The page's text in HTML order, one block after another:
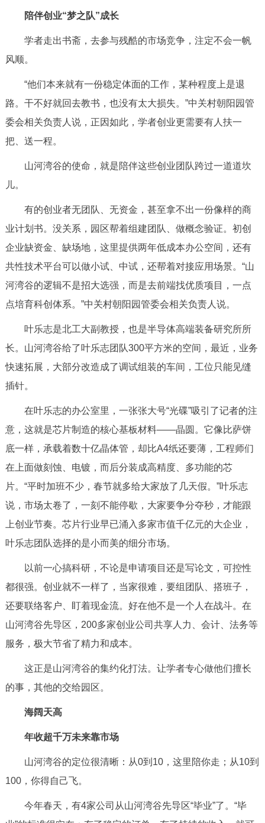
陪伴创业“梦之队”成长
学者走出书斋，去参与残酷的市场竞争，注定不会一帆
风顺。
“他们本来就有一份稳定体面的工作，某种程度上是退
路。干不好就回去教书，也没有太大损失。”中关村朝阳园管
委会相关负责人说，正因如此，学者创业更需要有人扶一
把、送一程。
山河湾谷的使命，就是陪伴这些创业团队跨过一道道坎
儿。
有的创业者无团队、无资金，甚至拿不出一份像样的商
业计划书。没关系，园区帮着组建团队、做概念验证。初创
企业缺资金、缺场地，这里提供两年低成本办公空间，还有
共性技术平台可以做小试、中试，还帮着对接应用场景。“山
河湾谷的逻辑不是招大选强，而是去前端找优质项目，一点
点培育科创体系。”中关村朝阳园管委会相关负责人说。
叶乐志是北工大副教授，也是半导体高端装备研究所所
长。山河湾谷给了叶乐志团队300平方米的空间，最近，业务
快速拓展，大部分改造成了调试组装的车间，工位只能见缝
插针。
在叶乐志的办公室里，一张张大号“光碟”吸引了记者的注
意，这就是芯片制造的核心基板材料——晶圆。它像比萨饼
底一样，承载着数十亿晶体管，却比A4纸还要薄，工程师们
在上面做刻蚀、电镀，而后分装成高精度、多功能的芯
片。“平时加班不少，春节就多给大家放了几天假。”叶乐志
说，市场太卷了，一刻不能停歇，大家要争分夺秒，才能跟
上创业节奏。芯片行业早已涌入多家市值千亿元的大企业，
叶乐志团队选择的是小而美的细分市场。
以前一心搞科研，不论是申请项目还是写论文，可控性
都很强。创业就不一样了，当家很难，要组团队、搭班子，
还要联络客户、盯着现金流。好在他不是一个人在战斗。在
山河湾谷先导区，200多家创业公司共享人力、会计、法务等
服务，极大节省了精力和成本。
这正是山河湾谷的集约化打法。让学者专心做他们擅长
的事，其他的交给园区。
海阔天高
年收超千万未来靠市场
山河湾谷的定位很清晰：从0到10，这里陪你走；从10到
100，你得自己飞。
今年春天，有4家公司从山河湾谷先导区“毕业”了。“毕